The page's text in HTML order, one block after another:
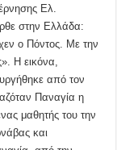
Ελ.
στην Ελλάδα:
ο Πόντος. Mε την
Η εικόνα,
από τον
Παναγία η
μαθητής του την
και